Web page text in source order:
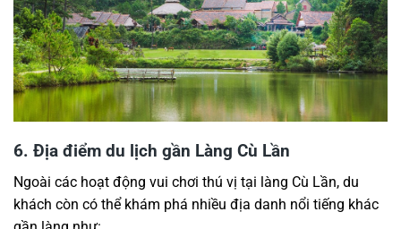
6. Địa điểm du lịch gần Làng Cù Lần
Ngoài các hoạt động vui chơi thú vị tại làng Cù Lần, du
khách còn có thể khám phá nhiều địa danh nổi tiếng khác